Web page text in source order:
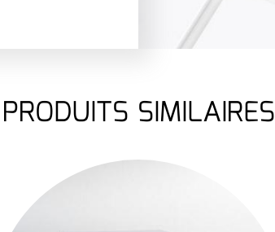
PRODUITS SIMILAIRES